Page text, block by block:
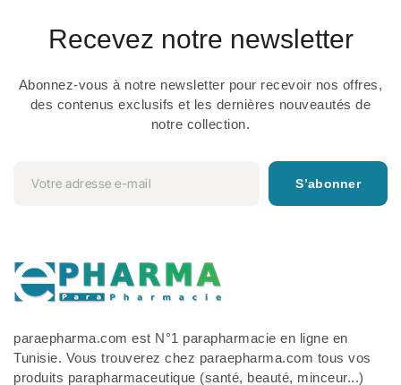
Recevez notre newsletter
Abonnez-vous à notre newsletter pour recevoir nos offres,
des contenus exclusifs et les dernières nouveautés de
notre collection.
S’abonner
paraepharma.com est N°1 parapharmacie en ligne en
Tunisie. Vous trouverez chez paraepharma.com tous vos
produits parapharmaceutique (santé, beauté, minceur...)